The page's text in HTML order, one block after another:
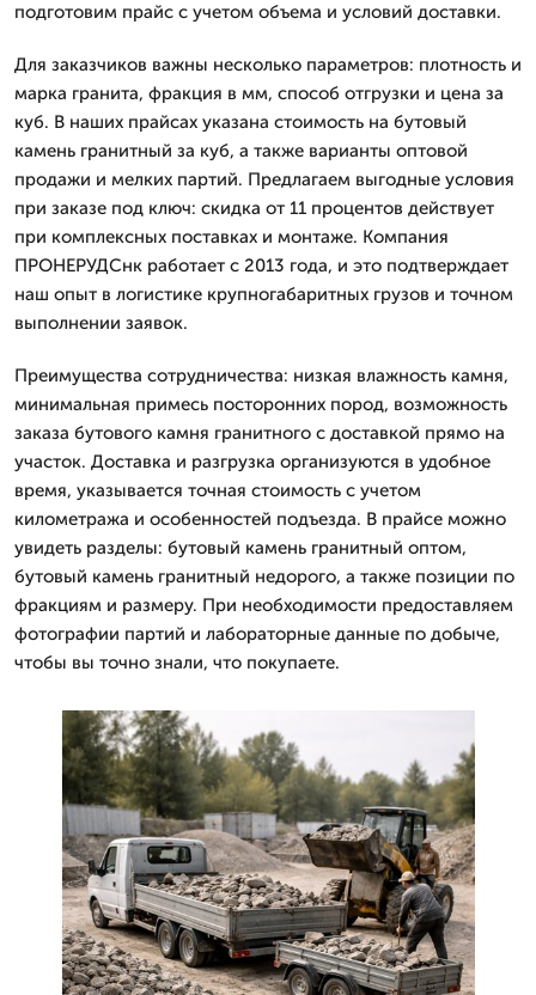
подготовим прайс с учетом объема и условий доставки.
Для заказчиков важны несколько параметров: плотность и
марка гранита, фракция в мм, способ отгрузки и цена за
куб. В наших прайсах указана стоимость на бутовый
камень гранитный за куб, а также варианты оптовой
продажи и мелких партий. Предлагаем выгодные условия
при заказе под ключ: скидка от 11 процентов действует
при комплексных поставках и монтаже. Компания
ПРОНЕРУДСнк работает с 2013 года, и это подтверждает
наш опыт в логистике крупногабаритных грузов и точном
выполнении заявок.
Преимущества сотрудничества: низкая влажность камня,
минимальная примесь посторонних пород, возможность
заказа бутового камня гранитного с доставкой прямо на
участок. Доставка и разгрузка организуются в удобное
время, указывается точная стоимость с учетом
километража и особенностей подъезда. В прайсе можно
увидеть разделы: бутовый камень гранитный оптом,
бутовый камень гранитный недорого, а также позиции по
фракциям и размеру. При необходимости предоставляем
фотографии партий и лабораторные данные по добыче,
чтобы вы точно знали, что покупаете.